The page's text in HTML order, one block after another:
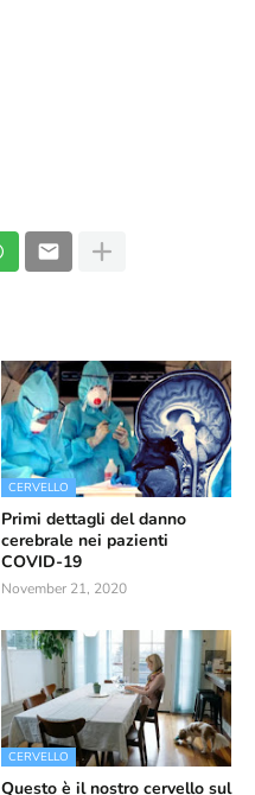
CERVELLO
Primi dettagli del danno
cerebrale nei pazienti
COVID-19
November 21, 2020
CERVELLO
Questo è il nostro cervello sul